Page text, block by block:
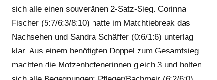
sich alle einen souveränen 2-Satz-Sieg. Corinna
Fischer (5:7/6:3/8:10) hatte im Matchtiebreak das
Nachsehen und Sandra Schäffer (0:6/1:6) unterlag
klar. Aus einem benötigten Doppel zum Gesamtsieg
machten die Motzenhofenerinnen gleich 3 und holten